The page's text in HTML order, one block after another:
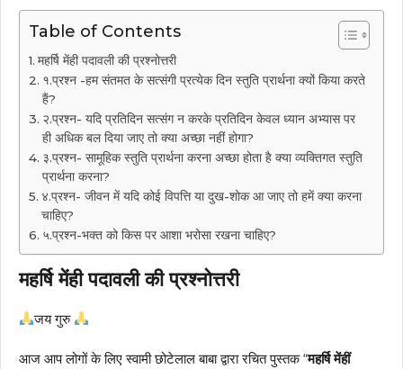
Table of Contents
महर्षि मेंही पदावली की प्रश्नोत्तरी
१.प्रश्न -हम संतमत के सत्संगी प्रत्येक दिन स्तुति प्रार्थना क्यों किया करते
हैं?
२.प्रश्न- यदि प्रतिदिन सत्संग न करके प्रतिदिन केवल ध्यान अभ्यास पर
ही अधिक बल दिया जाए तो क्या अच्छा नहीं होगा?
३.प्रश्न- सामूहिक स्तुति प्रार्थना करना अच्छा होता है क्या व्यक्तिगत स्तुति
प्रार्थना करना?
४.प्रश्न- जीवन में यदि कोई विपत्ति या दुख-शोक आ जाए तो हमें क्या करना
चाहिए?
५.प्रश्न-भक्त को किस पर आशा भरोसा रखना चाहिए?
महर्षि मेंही पदावली की प्रश्नोत्तरी
जय गुरु
आज आप लोगों के लिए स्वामी छोटेलाल बाबा द्वारा रचित पुस्तक “महर्षि मेंहीं